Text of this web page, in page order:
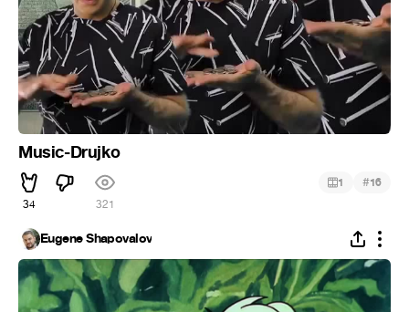
Music-Drujko
34 321
1 #16
Eugene Shapovalov